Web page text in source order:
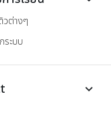
วต่างๆ
ระบบ
keyboard_arrow_down